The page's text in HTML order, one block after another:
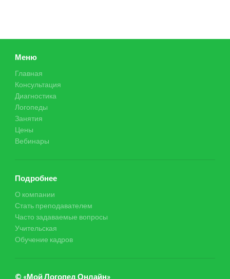
Меню
Главная
Консультация
Диагностика
Логопеды
Занятия
Цены
Вебинары
Подробнее
О компании
Стать преподавателем
Часто задаваемые вопросы
Учительская
Обучение кадров
© «Мой Логопед Онлайн»